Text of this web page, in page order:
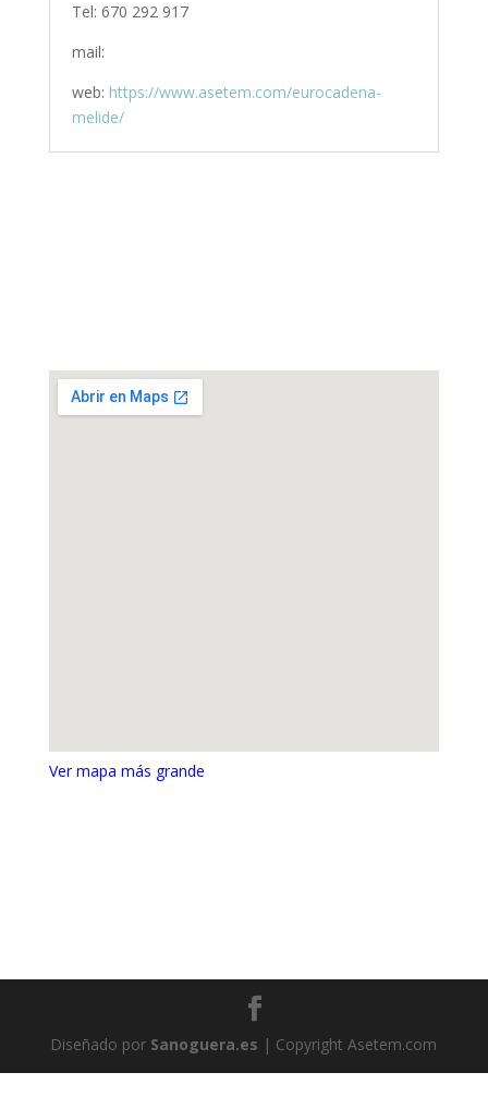
Tel: 670 292 917
mail:
web: https://www.asetem.com/eurocadena-
melide/
Ver mapa más grande
Diseñado por Sanoguera.es | Copyright Asetem.com